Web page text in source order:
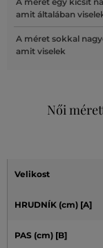
amit általában
A méret sokkal
amit viselek
Női
Velikost
HRUDNÍK (cm) [A]
PAS (cm) [B]